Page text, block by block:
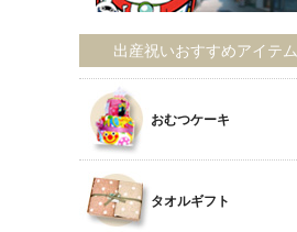
出産祝いおすすめアイテム
おむつケーキ
タオルギフト